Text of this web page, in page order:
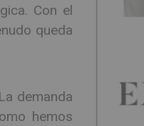
Con el
queda
demanda
hemos